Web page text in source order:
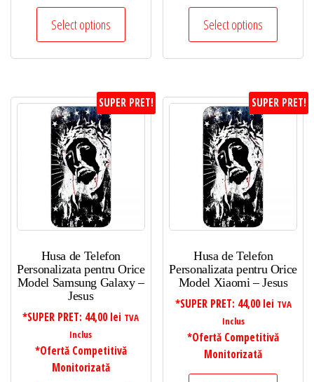
Select options Select options
SUPER PRET!
Husa de Telefon
Personalizata pentru Orice
Model Samsung Galaxy –
Jesus
*SUPER PRET: 44,00 lei TVA
Inclus
*Ofertă Competitivă
Monitorizată
SUPER PRET!
Husa de Telefon
Personalizata pentru Orice
Model Xiaomi – Jesus
*SUPER PRET: 44,00 lei TVA
Inclus
*Ofertă Competitivă
Monitorizată